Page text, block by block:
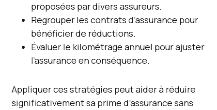
proposées par divers assureurs.
Regrouper les contrats d’assurance pour
bénéficier de réductions.
Évaluer le kilométrage annuel pour ajuster
l’assurance en conséquence.
Appliquer ces stratégies peut aider à réduire
significativement sa prime d’assurance sans